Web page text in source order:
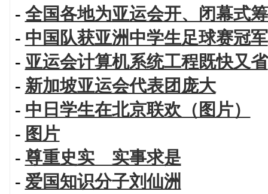
- 全国各地为亚运会开、闭幕式
- 中国队获亚洲中学生足球赛冠军
- 亚运会计算机系统工程既快又省
- 新加坡亚运会代表团庞大
- 中日学生在北京联欢（图片）
- 图片
- 尊重史实 实事求是
- 爱国知识分子刘仙洲